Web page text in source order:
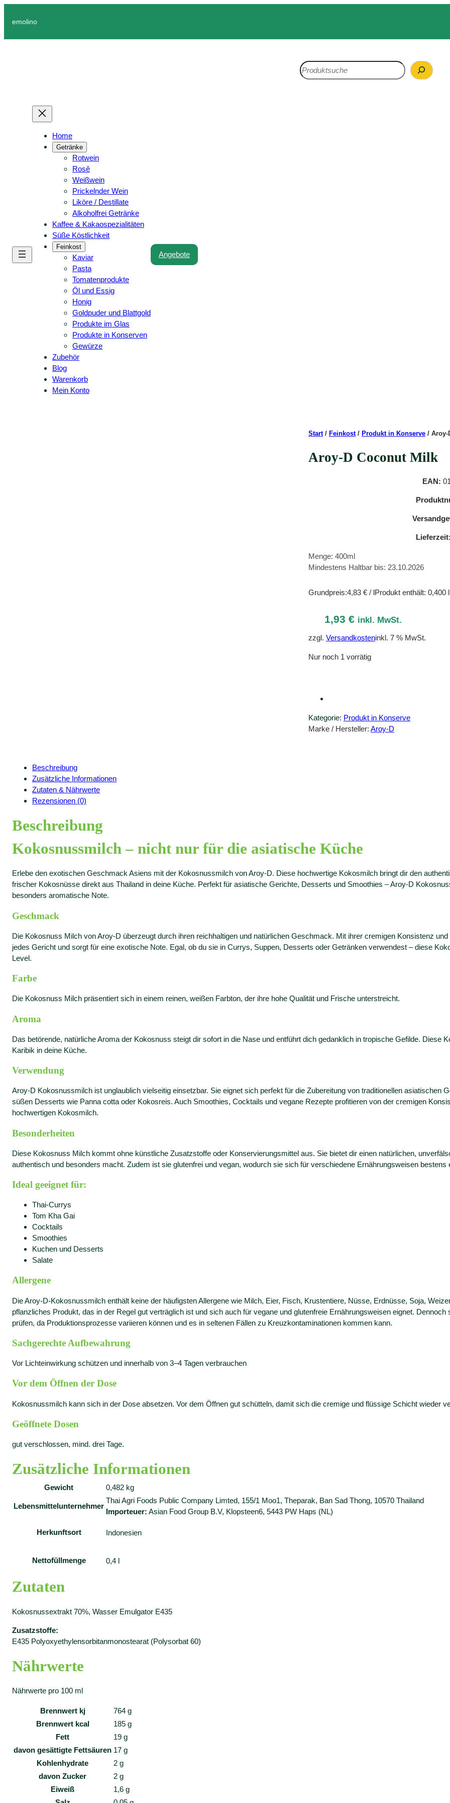
emolino
Search
Home
Getränke
Rotwein
Rosê
Weißwein
Prickelnder Wein
Liköre / Destillate
Alkoholfrei Getränke
Kaffee & Kakaospezialitäten
Süße Köstlichkeit
Feinkost
Kaviar
Pasta
Tomatenprodukte
Öl und Essig
Honig
Goldpuder und Blattgold
Produkte im Glas
Produkte in Konserven
Gewürze
Zubehör
Blog
Warenkorb
Mein Konto
Angebote
Start/ Feinkost/ Produkt in Konserve / Aroy-
Aroy-D Coconut Milk
EAN:
Lieferzeit:
Menge: 400ml
Mindestens Haltbar bis: 23.10.2026
Grundpreis:4,83 € / Produkt enthält: 0,400
1,93 € inkl. MwSt.
zzgl. Versandkosteninkl. 7 % MwSt.
Nur noch 1 vorrätig
Kategorie: Produkt in Konserve
Marke / Hersteller: Aroy-D
Beschreibung
Zusätzliche Informationen
Zutaten & Nährwerte
Rezensionen (0)
Beschreibung
Kokosnussmilch – nicht nur für die asiatische Küche
Erlebe den exotischen Geschmack Asiens mit der Kokosnussmilch von Aroy-D. Diese hochwertige Kokosmilch bringt dir den
frischer Kokosnüsse direkt aus Thailand in deine Küche. Perfekt für asiatische Gerichte, Desserts und Smoothies – Aroy-D
besonders aromatische Note.
Geschmack
Die Kokosnuss Milch von Aroy-D überzeugt durch ihren reichhaltigen und natürlichen Geschmack. Mit ihrer cremigen Konsistenz
jedes Gericht und sorgt für eine exotische Note. Egal, ob du sie in Currys, Suppen, Desserts oder Getränken verwendest – diese
Level.
Farbe
Die Kokosnuss Milch präsentiert sich in einem reinen, weißen Farbton, der ihre hohe Qualität und Frische unterstreicht.
Aroma
Das betörende, natürliche Aroma der Kokosnuss steigt dir sofort in die Nase und entführt dich gedanklich in tropische Gefilde. Diese
Karibik in deine Küche.
Verwendung
Aroy-D Kokosnussmilch ist unglaublich vielseitig einsetzbar. Sie eignet sich perfekt für die Zubereitung von traditionellen asiatischen
süßen Desserts wie Panna cotta oder Kokosreis. Auch Smoothies, Cocktails und vegane Rezepte profitieren von der cremigen
hochwertigen Kokosmilch.
Besonderheiten
Diese Kokosnuss Milch kommt ohne künstliche Zusatzstoffe oder Konservierungsmittel aus. Sie bietet dir einen natürlichen,
authentisch und besonders macht. Zudem ist sie glutenfrei und vegan, wodurch sie sich für verschiedene Ernährungsweisen bestens
Ideal geeignet für:
Thai-Currys
Tom Kha Gai
Cocktails
Smoothies
Kuchen und Desserts
Salate
Allergene
Die Aroy-D-Kokosnussmilch enthält keine der häufigsten Allergene wie Milch, Eier, Fisch, Krustentiere, Nüsse, Erdnüsse, Soja,
pflanzliches Produkt, das in der Regel gut verträglich ist und sich auch für vegane und glutenfreie Ernährungsweisen eignet.
prüfen, da Produktionsprozesse variieren können und es in seltenen Fällen zu Kreuzkontaminationen kommen kann.
Sachgerechte Aufbewahrung
Vor Lichteinwirkung schützen und innerhalb von 3–4 Tagen verbrauchen
Vor dem Öffnen der Dose
Kokosnussmilch kann sich in der Dose absetzen. Vor dem Öffnen gut schütteln, damit sich die cremige und flüssige Schicht wieder
Geöffnete Dosen
gut verschlossen, mind. drei Tage.
Zusätzliche Informationen
Gewicht 0,482 kg
Lebensmittelunternehmer
Thai Agri Foods Public Company Limted, 155/1 Moo1, Theparak, Ban Sad Thong, 10570 Thailand
Importeuer: Asian Food Group B.V, Klopsteen6, 5443 PW Haps (NL)
Herkunftsort Indonesien
Nettofüllmenge 0,4 l
Zutaten
Kokosnussextrakt 70%, Wasser Emulgator E435
Zusatzstoffe:
E435 Polyoxyethylensorbitanmonostearat (Polysorbat 60)
Nährwerte
Nährwerte pro 100 ml
Brennwert kj 764 g
Brennwert kcal
185 g
Fett
19 g
davon gesättigte Fettsäuren 17 g
Kohlenhydrate
2 g
davon Zucker 2 g
Eiweiß
1,6 g